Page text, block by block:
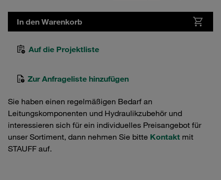
In den Warenkorb
Auf die Projektliste
Zur Anfrageliste hinzufügen
Sie haben einen regelmäßigen Bedarf an
Leitungskomponenten und Hydraulikzubehör und
interessieren sich für ein individuelles Preisangebot für
unser Sortiment, dann nehmen Sie bitte Kontakt mit
STAUFF auf.